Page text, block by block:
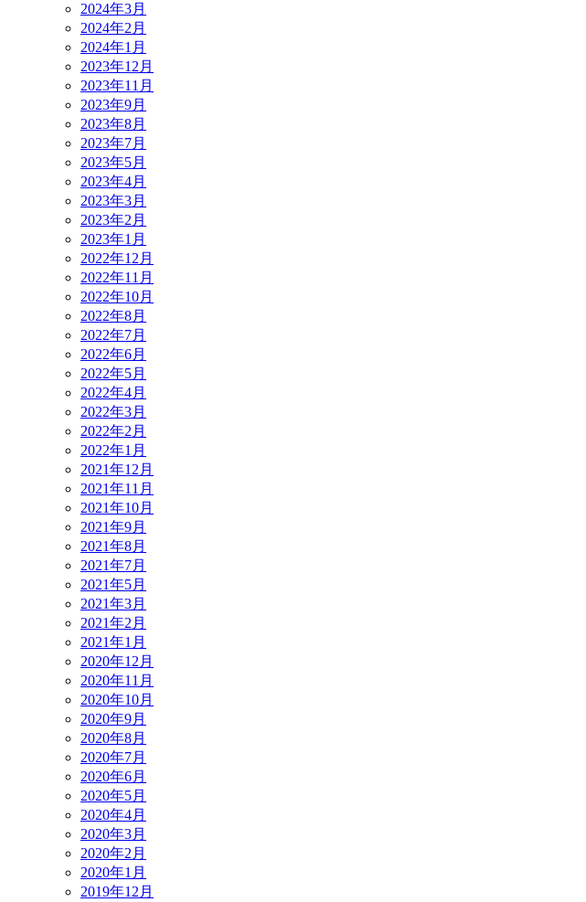
2024年3月
2024年2月
2024年1月
2023年12月
2023年11月
2023年9月
2023年8月
2023年7月
2023年5月
2023年4月
2023年3月
2023年2月
2023年1月
2022年12月
2022年11月
2022年10月
2022年8月
2022年7月
2022年6月
2022年5月
2022年4月
2022年3月
2022年2月
2022年1月
2021年12月
2021年11月
2021年10月
2021年9月
2021年8月
2021年7月
2021年5月
2021年3月
2021年2月
2021年1月
2020年12月
2020年11月
2020年10月
2020年9月
2020年8月
2020年7月
2020年6月
2020年5月
2020年4月
2020年3月
2020年2月
2020年1月
2019年12月